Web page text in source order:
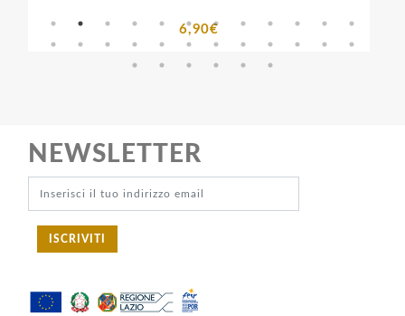
6,90€
NEWSLETTER
ISCRIVITI